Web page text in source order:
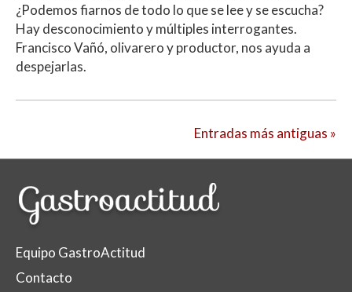
¿Podemos fiarnos de todo lo que se lee y se escucha?
Hay desconocimiento y múltiples interrogantes.
Francisco Vañó, olivarero y productor, nos ayuda a
despejarlas.
Entradas más antiguas »
Equipo GastroActitud
Contacto